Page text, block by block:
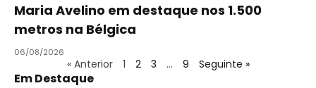
Maria Avelino em destaque nos 1.500
metros na Bélgica
06/08/2026
« Anterior 1 2 3 … 9 Seguinte »
Em Destaque